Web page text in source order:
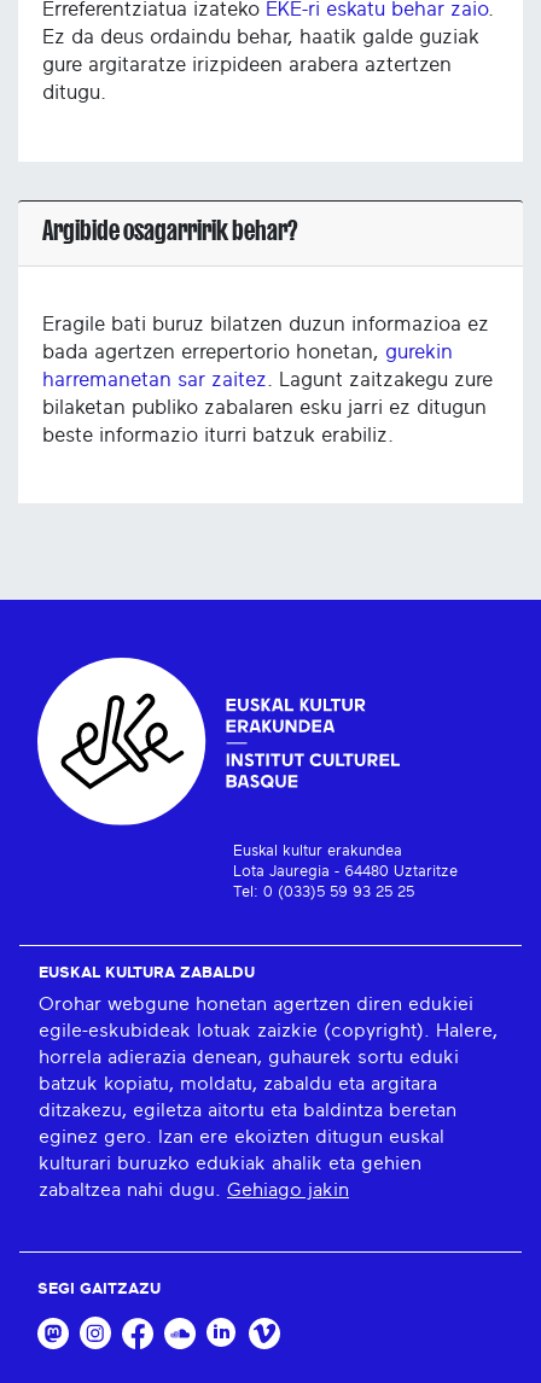
Erreferentziatua izateko EKE-ri eskatu behar zaio.
Ez da deus ordaindu behar, haatik galde guziak
gure argitaratze irizpideen arabera aztertzen
ditugu.
Argibide osagarririk behar?
Eragile bati buruz bilatzen duzun informazioa ez
bada agertzen errepertorio honetan, gurekin
harremanetan sar zaitez . Lagunt zaitzakegu zure
bilaketan publiko zabalaren esku jarri ez ditugun
beste informazio iturri batzuk erabiliz.
Euskal kultur erakundea
Lota Jauregia - 64480 Uztaritze
Tel: 0 (033)5 59 93 25 25
EUSKAL KULTURA ZABALDU
Orohar webgune honetan agertzen diren edukiei
egile-eskubideak lotuak zaizkie (copyright). Halere,
horrela adierazia denean, guhaurek sortu eduki
batzuk kopiatu, moldatu, zabaldu eta argitara
ditzakezu, egiletza aitortu eta baldintza beretan
eginez gero. Izan ere ekoizten ditugun euskal
kulturari buruzko edukiak ahalik eta gehien
zabaltzea nahi dugu. Gehiago jakin
SEGI GAITZAZU